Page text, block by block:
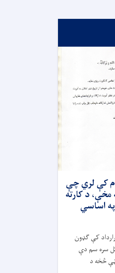
کې لري چې
مخې، د کارته
په اساسي
کې ګډون
سره سم دې
څخه د